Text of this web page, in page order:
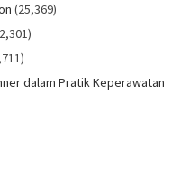
(25,369)
dalam Pratik Keperawatan